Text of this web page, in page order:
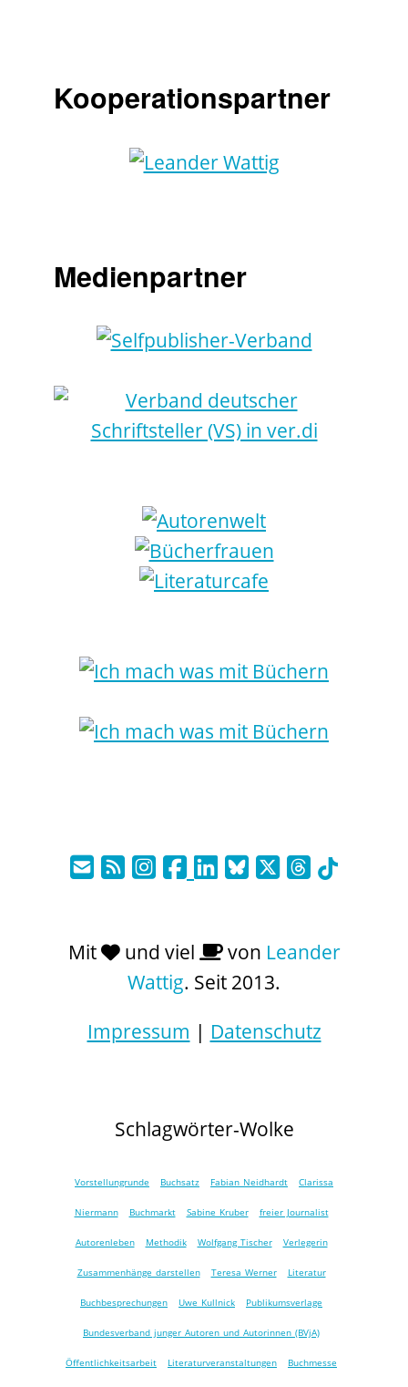
Kooperationspartner
Medienpartner
Mit und viel von Leander
Wattig. Seit 2013.
Impressum | Datenschutz
Schlagwörter-Wolke
Vorstellungrunde Buchsatz Fabian Neidhardt Clarissa
Niermann Buchmarkt Sabine Kruber freier Journalist
Autorenleben Methodik Wolfgang Tischer Verlegerin
Zusammenhänge darstellen Teresa Werner Literatur
Buchbesprechungen Uwe Kullnick Publikumsverlage
Bundesverband junger Autoren und Autorinnen (BVjA)
Öffentlichkeitsarbeit Literaturveranstaltungen Buchmesse